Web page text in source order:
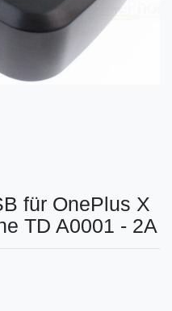
für OnePlus X
TD A0001 - 2A